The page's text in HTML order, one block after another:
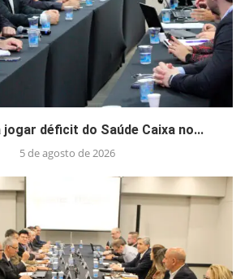
jogar déficit do Saúde Caixa no...
5 de agosto de 2026